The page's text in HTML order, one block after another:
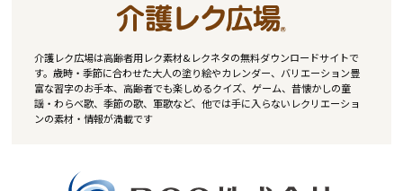
介護レク広場は高齢者用レク素材&レクネタの無料ダウンロードサイトで
す。歳時・季節に合わせた大人の塗り絵やカレンダー、バリエーション豊
富な習字のお手本、高齢者でも楽しめるクイズ、ゲーム、昔懐かしの童
謡・わらべ歌、季節の歌、軍歌など、他では手に入らないレクリエーショ
ンの素材・情報が満載です